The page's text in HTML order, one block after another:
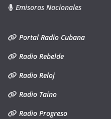
Emisoras Nacionales
Portal Radio Cubana
Radio Rebelde
Radio Reloj
Radio Taíno
Radio Progreso